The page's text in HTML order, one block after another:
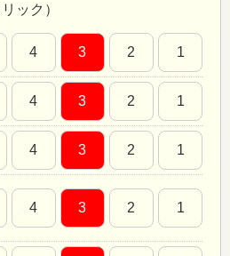
ック）
4 3 2 1
4 3 2 1
4 3 2 1
4 3 2 1